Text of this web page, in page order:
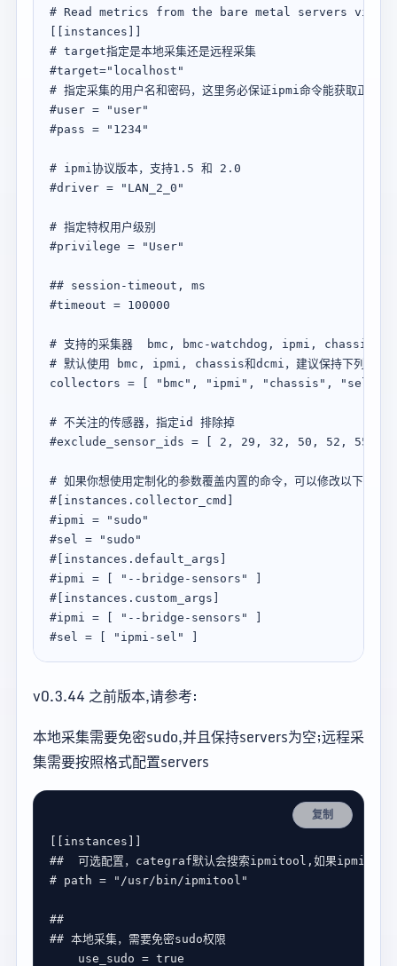
# Read metrics from the bare metal servers via
[[instances]]
# target指定是本地采集还是远程采集
#target="localhost"
# 指定采集的用户名和密码，这里务必保证ipmi命令能获取正确输
#user = "user"
#pass = "1234"
# ipmi协议版本，支持1.5 和 2.0
#driver = "LAN_2_0"
# 指定特权用户级别
#privilege = "User"
## session-timeout, ms
#timeout = 100000
# 支持的采集器  bmc, bmc-watchdog, ipmi, chassis,
# 默认使用 bmc, ipmi, chassis和dcmi，建议保持下列配置便
collectors = [ "bmc", "ipmi", "chassis", "sel",
# 不关注的传感器，指定id 排除掉
#exclude_sensor_ids = [ 2, 29, 32, 50, 52, 55 ]
# 如果你想使用定制化的参数覆盖内置的命令，可以修改以下内容
#[instances.collector_cmd]
#ipmi = "sudo"
#sel = "sudo"
#[instances.default_args]
#ipmi = [ "--bridge-sensors" ]
#[instances.custom_args]
#ipmi = [ "--bridge-sensors" ]
v0.3.44 之前版本,请参考:
本地采集需要免密sudo,并且保持servers为空;远程采
集需要按照格式配置servers
复制
instances
##  可选配置，categraf默认会搜索ipmitool,如果ipmitool没
# path = "/usr/bin/ipmitool"
##
## 本地采集，需要免密sudo权限
use_sudo = true